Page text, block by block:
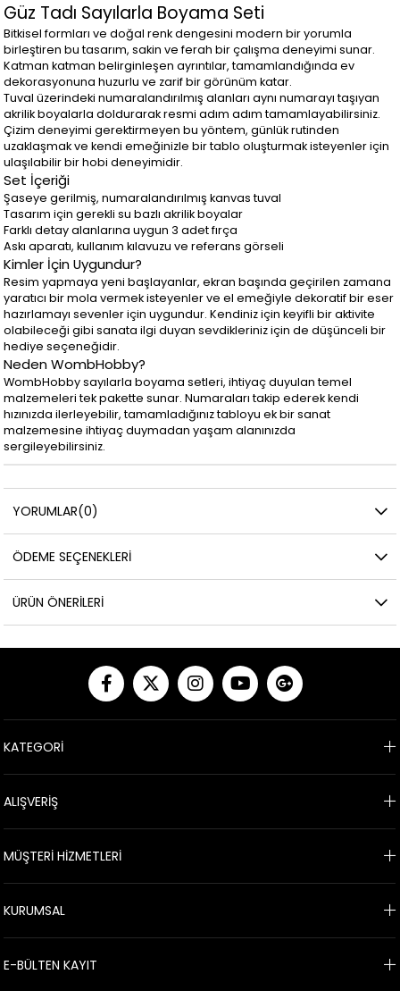
Güz Tadı Sayılarla Boyama Seti
Bitkisel formları ve doğal renk dengesini modern bir yorumla
birleştiren bu tasarım, sakin ve ferah bir çalışma deneyimi sunar.
Katman katman belirginleşen ayrıntılar, tamamlandığında ev
dekorasyonuna huzurlu ve zarif bir görünüm katar.
Tuval üzerindeki numaralandırılmış alanları aynı numarayı taşıyan
akrilik boyalarla doldurarak resmi adım adım tamamlayabilirsiniz.
Çizim deneyimi gerektirmeyen bu yöntem, günlük rutinden
uzaklaşmak ve kendi emeğinizle bir tablo oluşturmak isteyenler için
ulaşılabilir bir hobi deneyimidir.
Set İçeriği
Şaseye gerilmiş, numaralandırılmış kanvas tuval
Tasarım için gerekli su bazlı akrilik boyalar
Farklı detay alanlarına uygun 3 adet fırça
Askı aparatı, kullanım kılavuzu ve referans görseli
Kimler İçin Uygundur?
Resim yapmaya yeni başlayanlar, ekran başında geçirilen zamana
yaratıcı bir mola vermek isteyenler ve el emeğiyle dekoratif bir eser
hazırlamayı sevenler için uygundur. Kendiniz için keyifli bir aktivite
olabileceği gibi sanata ilgi duyan sevdikleriniz için de düşünceli bir
hediye seçeneğidir.
Neden WombHobby?
WombHobby sayılarla boyama setleri, ihtiyaç duyulan temel
malzemeleri tek pakette sunar. Numaraları takip ederek kendi
hızınızda ilerleyebilir, tamamladığınız tabloyu ek bir sanat
malzemesine ihtiyaç duymadan yaşam alanınızda
sergileyebilirsiniz.
YORUMLAR(0)
ÖDEME SEÇENEKLERI
ÜRÜN ÖNERILERI
KATEGORİ
ALIŞVERİŞ
MÜŞTERİ HİZMETLERİ
KURUMSAL
E-BÜLTEN KAYIT